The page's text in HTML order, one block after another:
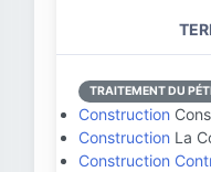
TRAITEMENT DU
Construction
Construction La
Construction